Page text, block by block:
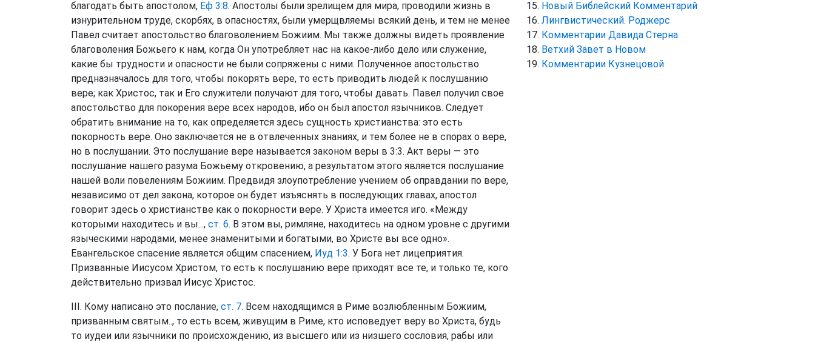
благодать быть апостолом, Еф 3:8. Апостолы были зрелищем для мира, проводили жизнь в
изнурительном труде, скорбях, в опасностях, были умерщвляемы всякий день, и тем не менее
Павел считает апостольство благоволением Божиим. Мы также должны видеть проявление
благоволения Божьего к нам, когда Он употребляет нас на какое-либо дело или служение,
какие бы трудности и опасности не были сопряжены с ними. Полученное апостольство
предназначалось для того, чтобы покорять вере, то есть приводить людей к послушанию
вере; как Христос, так и Его служители получают для того, чтобы давать. Павел получил свое
апостольство для покорения вере всех народов, ибо он был апостол язычников. Следует
обратить внимание на то, как определяется здесь сущность христианства: это есть
покорность вере. Оно заключается не в отвлеченных знаниях, и тем более не в спорах о вере,
но в послушании. Это послушание вере называется законом веры в 3:3. Акт веры — это
послушание нашего разума Божьему откровению, а результатом этого является послушание
нашей воли повелениям Божиим. Предвидя злоупотребление учением об оправдании по вере,
независимо от дел закона, которое он будет изъяснять в последующих главах, апостол
говорит здесь о христианстве как о покорности вере. У Христа имеется иго. «Между
которыми находитесь и вы..., ст. 6. В этом вы, римляне, находитесь на одном уровне с другими
языческими народами, менее знаменитыми и богатыми, во Христе вы все одно».
Евангельское спасение является общим спасением, Иуд 1:3. У Бога нет лицеприятия.
Призванные Иисусом Христом, то есть к послушанию вере приходят все те, и только те, кого
действительно призвал Иисус Христос.
III. Кому написано это послание, ст. 7. Всем находящимся в Риме возлюбленным Божиим,
призванным святым.., то есть всем, живущим в Риме, кто исповедует веру во Христа, будь
то иудеи или язычники по происхождению, из высшего или из низшего сословия, рабы или
Новый Библейский Комментарий
Лингвистический. Роджерс
Комментарии Давида Стерна
Ветхий Завет в Новом
Комментарии Кузнецовой